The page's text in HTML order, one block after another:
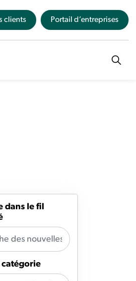
clients Portail d’entreprises
dans le fil